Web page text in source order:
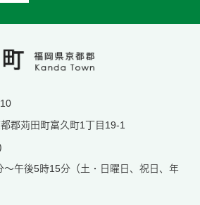
郡苅田町富久町1丁目19-1
～午後5時15分（土・日曜日、祝日、年